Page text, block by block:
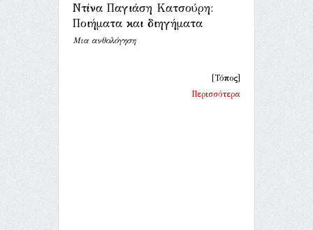
Ντίνα Παγιάση Κατσούρη:
Ποιήματα και διηγήματα
Μια ανθολόγηση
[Τόπος]
Περισσότερα